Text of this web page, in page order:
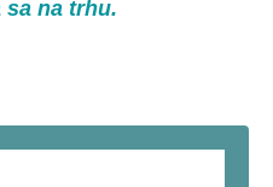
na trhu.